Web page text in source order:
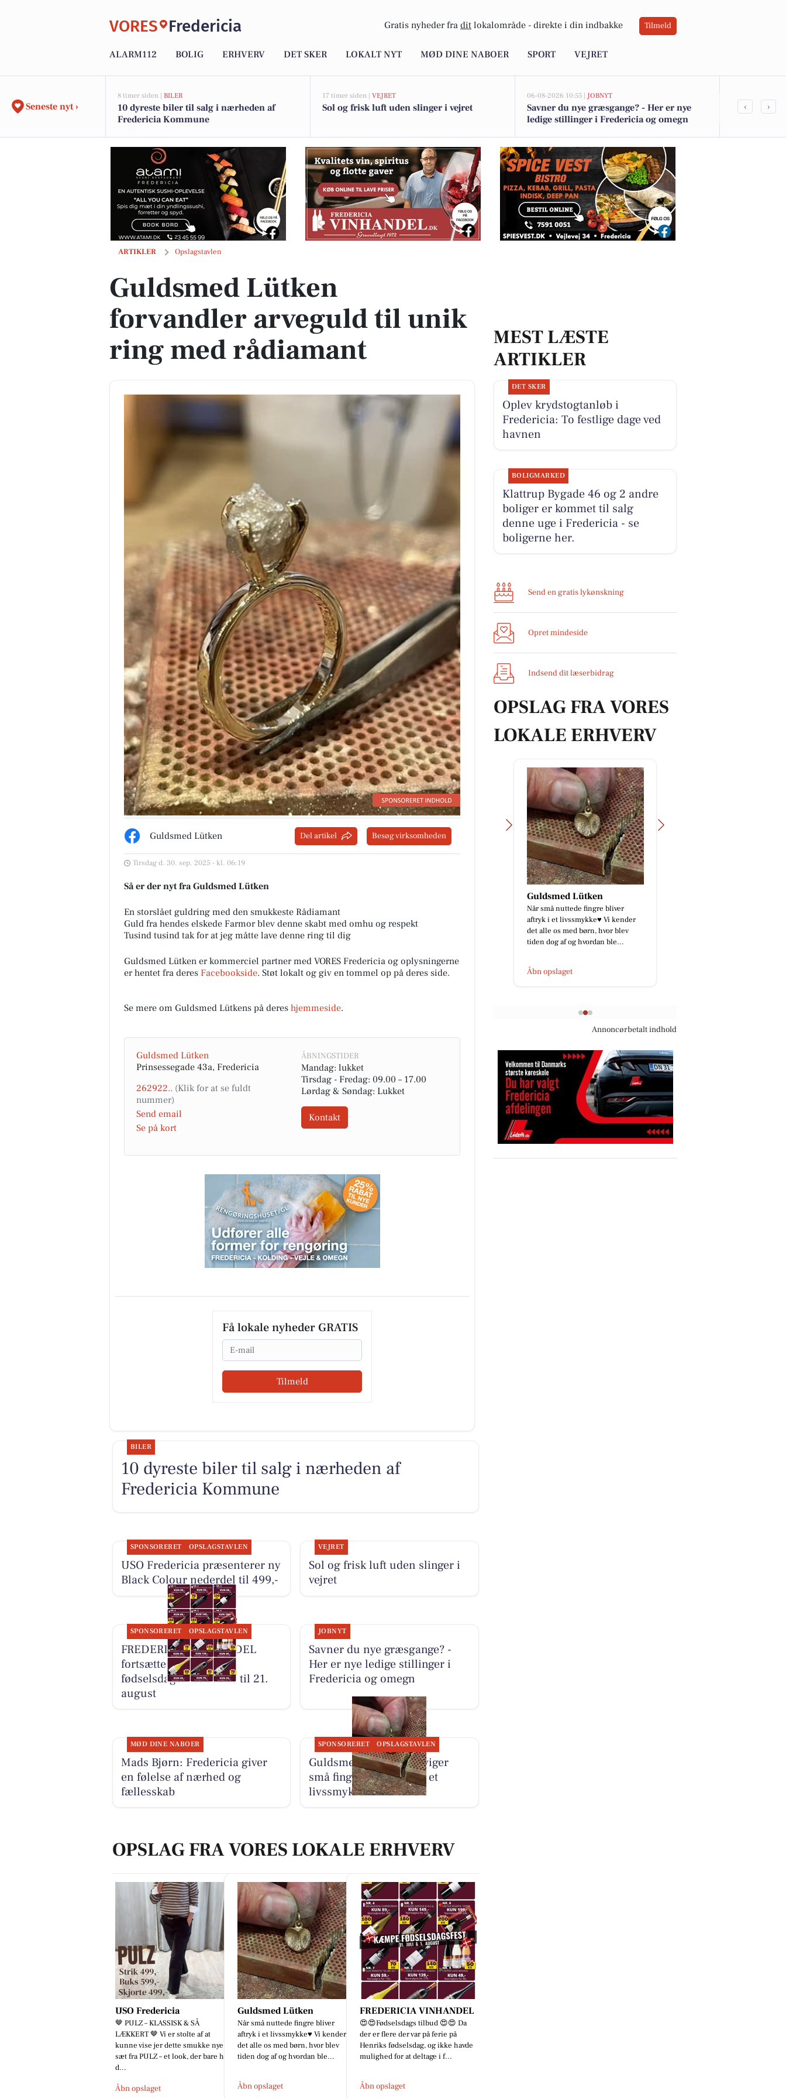
VORES Fredericia Gratis nyheder fra dit lokalområde - direkte i din indbakke Tilmeld
ALARM112 BOLIG ERHVERV DET SKER LOKALT NYT MØD DINE NABOER SPORT VEJRET
Seneste nyt ›
8 timer siden | BILER
10 dyreste biler til salg i nærheden af
Fredericia Kommune
17 timer siden | VEJRET
Sol og frisk luft uden slinger i vejret
06-08-2026 10:55 | JOBNYT
Savner du nye græsgange? - Her er nye
ledige stillinger i Fredericia og omegn
Mads
‹ ›
ARTIKLER Opslagstavlen
Guldsmed Lütken forvandler arveguld til unik ring med rådiamant
Guldsmed Lütken
forvandler arveguld til unik
ring med rådiamant
Guldsmed Lütken Del artikel Besøg virksomheden
Tirsdag d. 30. sep. 2025 - kl. 06:19
Så er der nyt fra Guldsmed Lütken
En storslået guldring med den smukkeste Rådiamant
Guld fra hendes elskede Farmor blev denne skabt med omhu og respekt
Tusind tusind tak for at jeg måtte lave denne ring til dig
Guldsmed Lütken er kommerciel partner med VORES Fredericia og oplysningerne
er hentet fra deres Facebookside. Støt lokalt og giv en tommel op på deres side.
Se mere om Guldsmed Lütkens på deres hjemmeside.
Guldsmed Lütken
Prinsessegade 43a, Fredericia
262922..
Send email
Se på kort
ÅBNINGSTIDER
Mandag: lukket
Tirsdag - Fredag: 09.00 – 17.00
Lørdag & Søndag: Lukket
Kontakt
Få lokale nyheder GRATIS
Email
Tilmeld
MEST LÆSTE
ARTIKLER
DET SKER
Oplev krydstogtanløb i
Fredericia: To festlige dage ved
havnen
BOLIGMARKED
Klattrup Bygade 46 og 2 andre
boliger er kommet til salg
denne uge i Fredericia - se
boligerne her.
Send en gratis lykønskning
Opret mindeside
Indsend dit læserbidrag
OPSLAG FRA VORES
LOKALE ERHVERV
🤎 PULZ – KLASSISK & SÅ
LÆKKERT 🤎 Vi er stolte af at
kunne vise jer dette smukke nye
sæt fra PULZ – et look, der bare har
Åbn opslaget
aftryk i et livssmykke♥️ Vi kender
det alle os med børn, hvor blev
tiden dog af og hvordan ble...
Åbn opslaget
FREDERICIA VINHANDEL
😍😍Fødselsdags tilbud 😍😍 Da
der er flere der var på ferie på
Henriks fødselsdag, og ikke havde
mulighed for at deltage i f...
Åbn opslaget
Annoncørbetalt indhold
BILER
10 dyreste biler til salg i nærheden af
Fredericia Kommune
SPONSORERET OPSLAGSTAVLEN
USO Fredericia præsenterer ny
Black Colour nederdel til 499,-
VEJRET
Sol og frisk luft uden slinger i
vejret
SPONSORERET OPSLAGSTAVLEN
FREDERICIA VINHANDEL
fortsætter
fødselsdagstilbuddene til 21.
august
JOBNYT
Savner du nye græsgange? -
Her er nye ledige stillinger i
Fredericia og omegn
MØD DINE NABOER
Mads Bjørn: Fredericia giver
en følelse af nærhed og
fællesskab
SPONSORERET OPSLAGSTAVLEN
Guldsmed Lütken foreviger
små fingre som aftryk i et
livssmykke
OPSLAG FRA VORES LOKALE ERHVERV
USO Fredericia
🤎 PULZ – KLASSISK & SÅ
LÆKKERT 🤎 Vi er stolte af at
kunne vise jer dette smukke nye
sæt fra PULZ – et look, der bare har
d...
Åbn opslaget
Guldsmed Lütken
Når små nuttede fingre bliver
aftryk i et livssmykke♥️ Vi kender
det alle os med børn, hvor blev
tiden dog af og hvordan ble...
Åbn opslaget
FREDERICIA VINHANDEL
😍😍Fødselsdags tilbud 😍😍 Da
der er flere der var på ferie på
Henriks fødselsdag, og ikke havde
mulighed for at deltage i f...
Åbn opslaget